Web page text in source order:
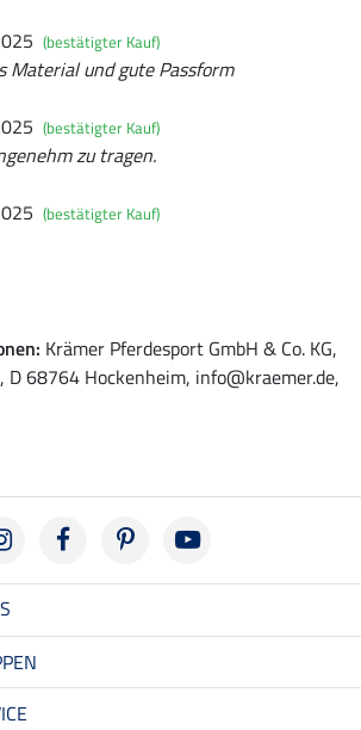
(bestätigter Kauf)
Material und gute Passform
(bestätigter Kauf)
zu tragen.
(bestätigter Kauf)
Krämer Pferdesport GmbH & Co. KG,
68764 Hockenheim, info@kraemer.de,